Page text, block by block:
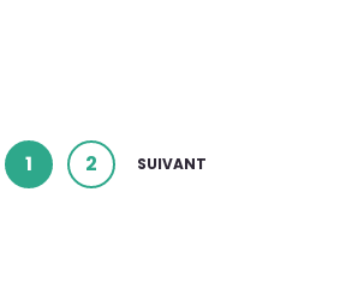
1 2 SUIVANT